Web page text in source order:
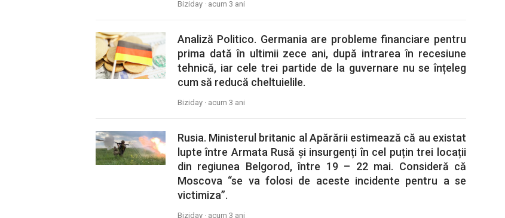
Biziday · acum 3 ani
Analiză Politico. Germania are probleme financiare pentru
prima dată în ultimii zece ani, după intrarea în recesiune
tehnică, iar cele trei partide de la guvernare nu se înțeleg
cum să reducă cheltuielile.
Biziday · acum 3 ani
Rusia. Ministerul britanic al Apărării estimează că au existat
lupte între Armata Rusă și insurgenți în cel puțin trei locații
din regiunea Belgorod, între 19 – 22 mai. Consideră că
Moscova “se va folosi de aceste incidente pentru a se
victimiza”.
Biziday · acum 3 ani